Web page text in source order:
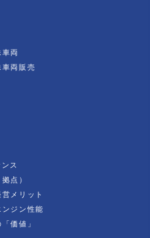
両
両販売
ス
点）
メリット
ジン性能
価値」